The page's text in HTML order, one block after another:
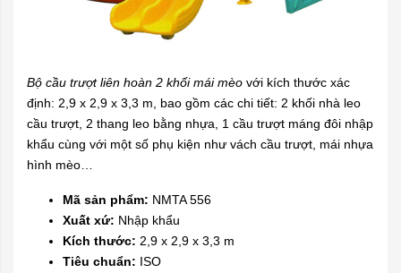
Bộ cầu trượt liên hoàn 2 khối mái mèo với kích thước xác
định: 2,9 x 2,9 x 3,3 m, bao gồm các chi tiết: 2 khối nhà leo
cầu trượt, 2 thang leo bằng nhựa, 1 cầu trượt máng đôi nhập
khẩu cùng với một số phụ kiện như vách cầu trượt, mái nhựa
hình mèo…
Mã sản phẩm: NMTA 556
Xuất xứ: Nhập khẩu
Kích thước: 2,9 x 2,9 x 3,3 m
Tiêu chuẩn: ISO